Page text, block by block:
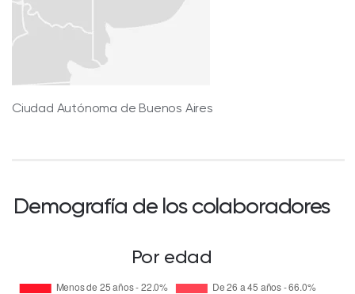
Ciudad Autónoma de Buenos Aires
Demografía de los colaboradores
Por edad